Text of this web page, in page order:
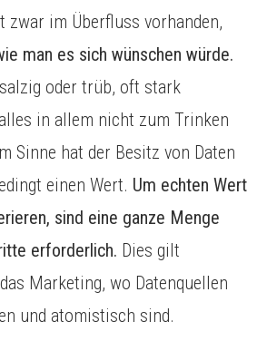
zwar im Überfluss vorhanden,
man es sich wünschen würde.
oder trüb, oft stark
in allem nicht zum Trinken
Sinne hat der Besitz von Daten
einen Wert. Um echten Wert
sind eine ganze Menge
erforderlich. Dies gilt
Marketing, wo Datenquellen
und atomistisch sind.